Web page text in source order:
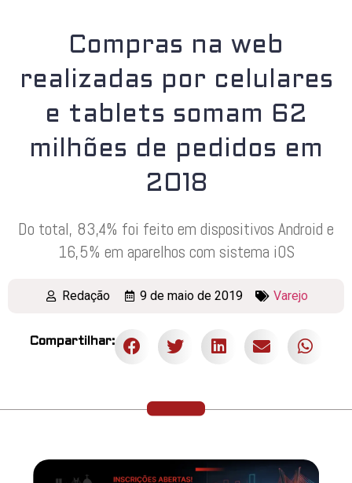
Compras na web
realizadas por celulares
e tablets somam 62
milhões de pedidos em
2018
Do total, 83,4% foi feito em dispositivos Android e
16,5% em aparelhos com sistema iOS
Redação 9 de maio de 2019 Varejo
Compartilhar: